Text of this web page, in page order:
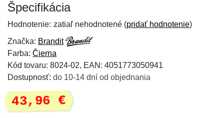
Špecifikácia
Hodnotenie: zatiaľ nehodnotené (pridať hodnotenie)
Značka: Brandit
Farba: Čierna
Kód tovaru: 8024-02, EAN: 4051773050941
Dostupnosť: do 10-14 dní od objednania
43,96 €